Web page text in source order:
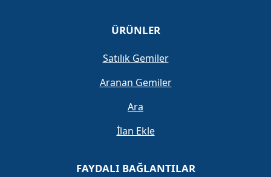
ÜRÜNLER
Satılık Gemiler
Aranan Gemiler
Ara
İlan Ekle
FAYDALI BAĞLANTILAR